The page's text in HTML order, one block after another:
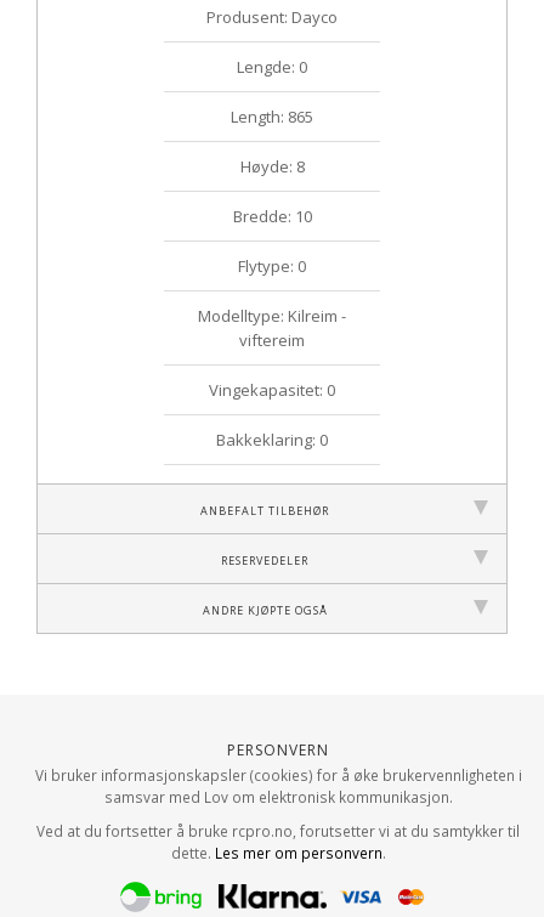
Produsent: Dayco
Lengde: 0
Length: 865
Høyde: 8
Bredde: 10
Flytype: 0
Modelltype: Kilreim -
viftereim
Vingekapasitet: 0
Bakkeklaring: 0
Anbefalt tilbehør
Reservedeler
Andre kjøpte også
Personvern
Vi bruker informasjonskapsler (cookies) for å øke brukervennligheten i
samsvar med Lov om elektronisk kommunikasjon.
Ved at du fortsetter å bruke rcpro.no, forutsetter vi at du samtykker til
dette. Les mer om personvern.